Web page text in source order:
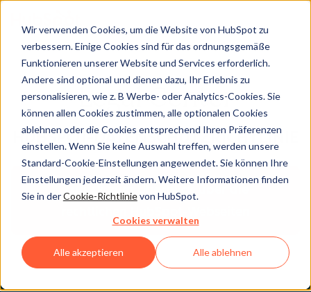
Wir verwenden Cookies, um die Website von HubSpot zu
verbessern. Einige Cookies sind für das ordnungsgemäße
Funktionieren unserer Website und Services erforderlich.
Andere sind optional und dienen dazu, Ihr Erlebnis zu
personalisieren, wie z. B Werbe- oder Analytics-Cookies. Sie
können allen Cookies zustimmen, alle optionalen Cookies
ablehnen oder die Cookies entsprechend Ihren Präferenzen
einstellen. Wenn Sie keine Auswahl treffen, werden unsere
Standard-Cookie-Einstellungen angewendet. Sie können Ihre
Einstellungen jederzeit ändern. Weitere Informationen finden
Sie in derCookie-Richtlinievon HubSpot.
Cookies verwalten
Alle akzeptieren Alle ablehnen
Legal Center
HUBSPOT-DATENSCHUTZRICHTLINIE
Zurück zum Überblick über die